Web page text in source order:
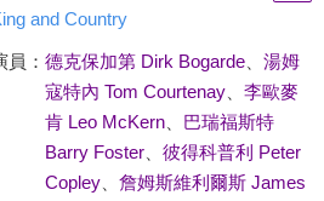
and Country
員： 德克保加第 Dirk Bogarde、 湯姆
寇特內 Tom Courtenay、 李歐麥
肯 Leo McKern、 巴瑞福斯特
Barry Foster、 彼得科普利 Peter
Copley、 詹姆斯維利爾斯 James